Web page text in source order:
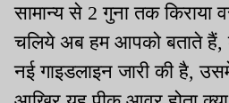
सामान्य से 2 गुना तक
चलिये अब हम आपको बताते हैं,
नई गाइडलाइन जारी की है,